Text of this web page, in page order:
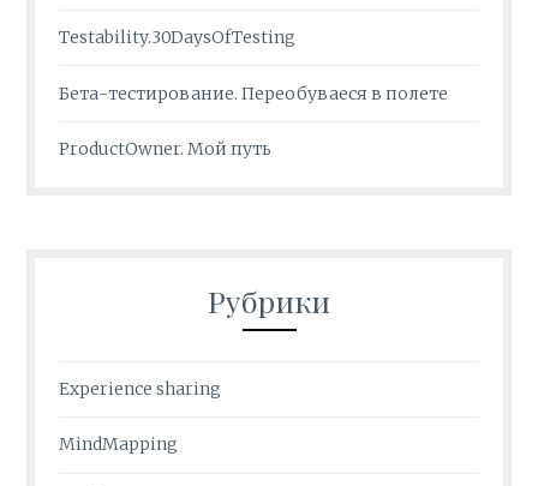
Testability.30DaysOfTesting
Бета-тестирование. Переобуваеся в полете
ProductOwner. Мой путь
Рубрики
Experience sharing
MindMapping